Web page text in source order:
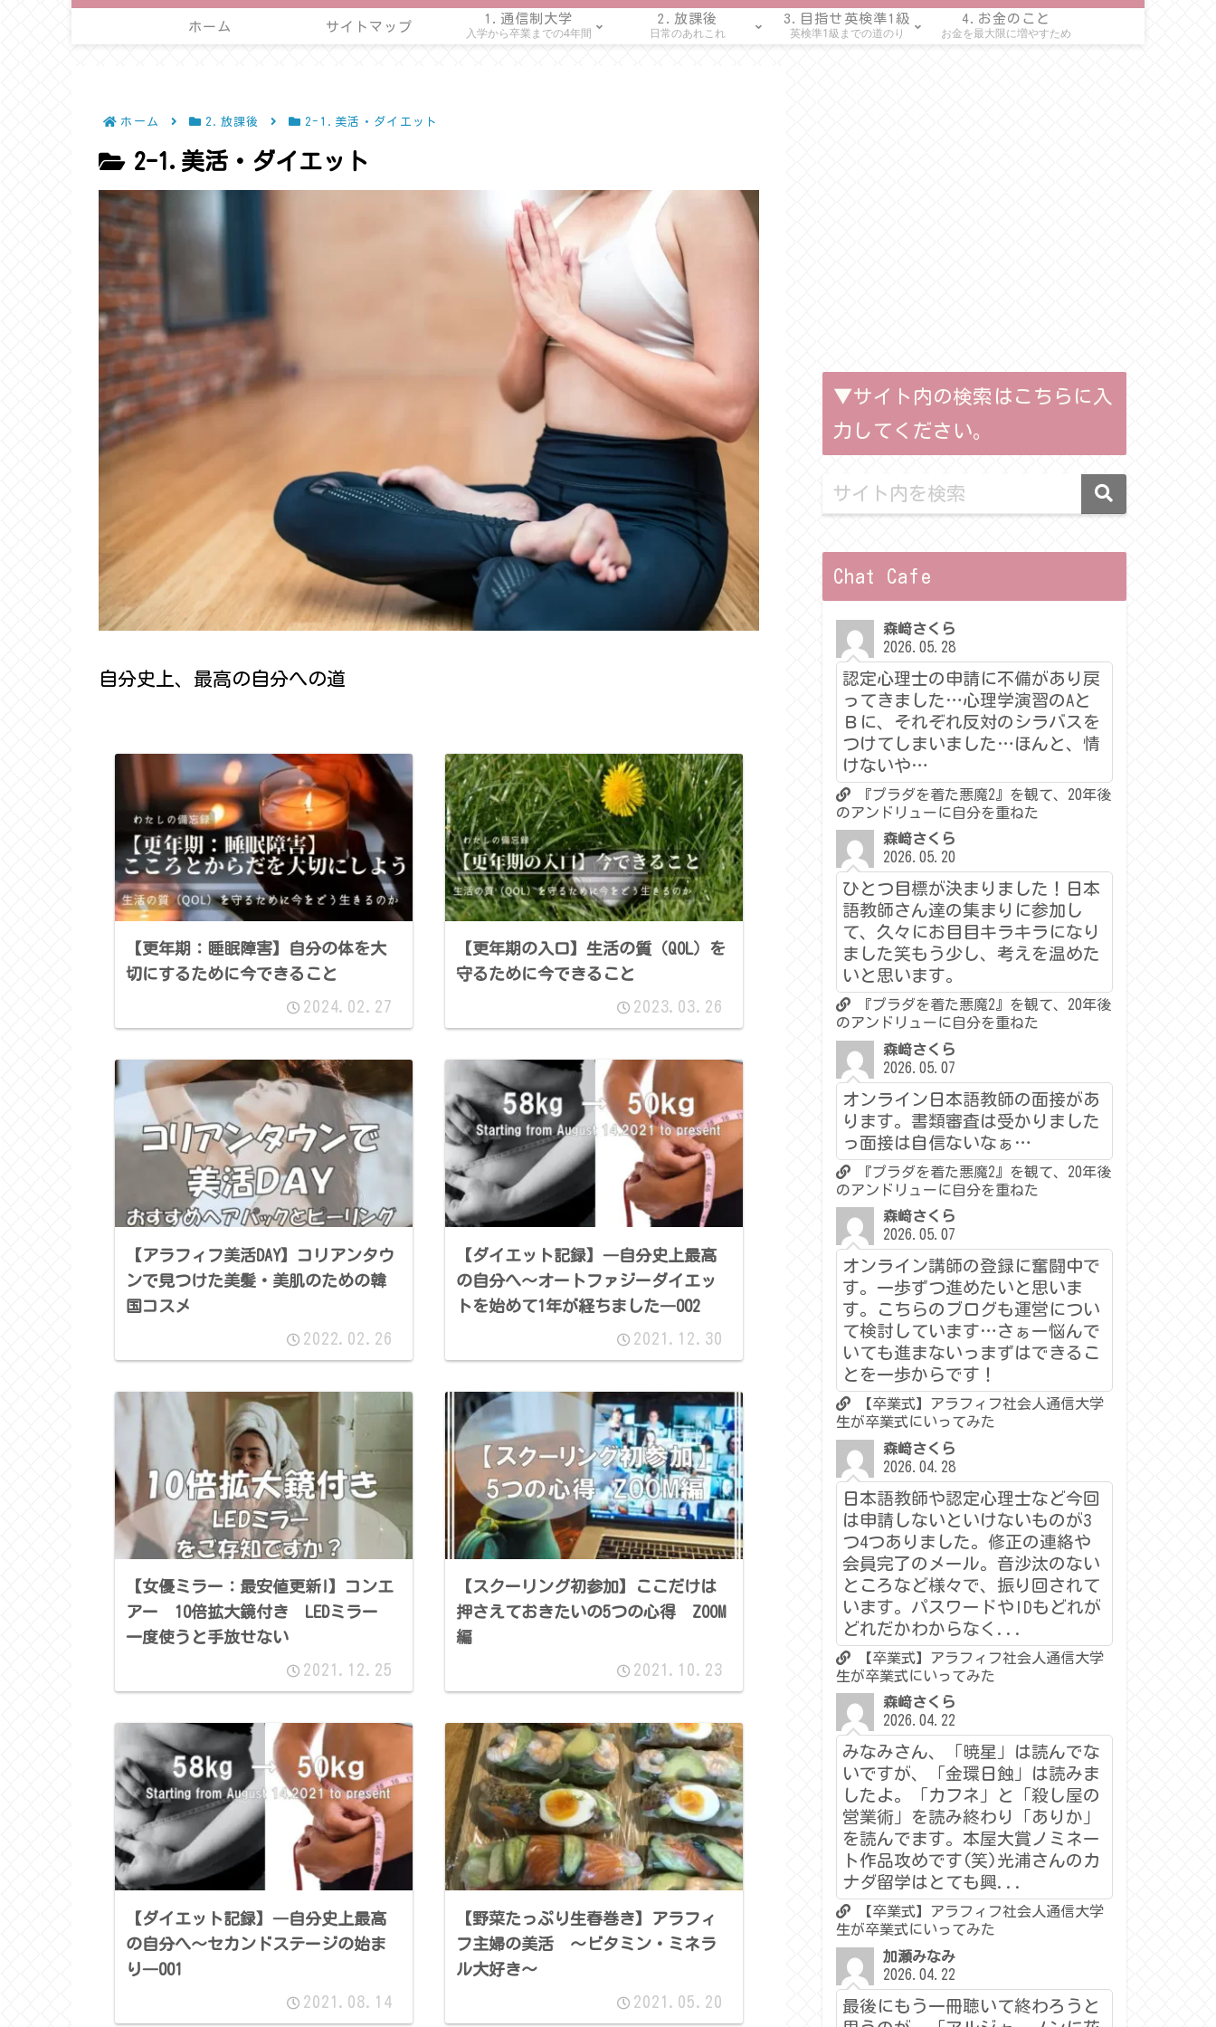
ホーム サイトマップ
1.通信制大学
入学から卒業までの4年間
2.放課後
日常のあれこれ
3.目指せ英検準1級
英検準1級までの道のり
4.お金のこと
お金を最大限に増やすため
ホーム 2.放課後 2-1.美活・ダイエット
2-1.美活・ダイエット
自分史上、最高の自分への道
【更年期：睡眠障害】自分の体を大
切にするために今できること
2024.02.27
【更年期の入口】生活の質（QOL）を
守るために今できること
2023.03.26
【アラフィフ美活DAY】コリアンタウ
ンで見つけた美髪・美肌のための韓
国コスメ
2022.02.26
【ダイエット記録】―自分史上最高
の自分へ～オートファジーダイエッ
トを始めて1年が経ちました―002
2021.12.30
【女優ミラー：最安値更新!】コンエ
アー 10倍拡大鏡付き LEDミラー
一度使うと手放せない
2021.12.25
【スクーリング初参加】ここだけは
押さえておきたいの5つの心得 ZOOM
編
2021.10.23
【ダイエット記録】―自分史上最高
の自分へ～セカンドステージの始ま
り―001
2021.08.14
【野菜たっぷり生春巻き】アラフィ
フ主婦の美活 ～ビタミン・ミネラ
ル大好き～
2021.05.20
▼サイト内の検索はこちらに入
力してください。
Chat Cafe
森﨑さくら
2026.05.28
認定心理士の申請に不備があり戻
ってきました…心理学演習のAと
Ｂに、それぞれ反対のシラバスを
つけてしまいました…ほんと、情
けないや…
『プラダを着た悪魔2』を観て、20年後
のアンドリューに自分を重ねた
森﨑さくら
2026.05.20
ひとつ目標が決まりました！日本
語教師さん達の集まりに参加し
て、久々にお目目キラキラになり
ました笑もう少し、考えを温めた
いと思います。
『プラダを着た悪魔2』を観て、20年後
のアンドリューに自分を重ねた
森﨑さくら
2026.05.07
オンライン日本語教師の面接があ
ります。書類審査は受かりました
っ面接は自信ないなぁ…
『プラダを着た悪魔2』を観て、20年後
のアンドリューに自分を重ねた
森﨑さくら
2026.05.07
オンライン講師の登録に奮闘中で
す。一歩ずつ進めたいと思いま
す。こちらのブログも運営につい
て検討しています…さぁー悩んで
いても進まないっまずはできるこ
とを一歩からです！
【卒業式】アラフィフ社会人通信大学
生が卒業式にいってみた
森﨑さくら
2026.04.28
日本語教師や認定心理士など今回
は申請しないといけないものが3
つ4つありました。修正の連絡や
会員完了のメール。音沙汰のない
ところなど様々で、振り回されて
います。パスワードやIDもどれが
どれだかわからなく...
【卒業式】アラフィフ社会人通信大学
生が卒業式にいってみた
森﨑さくら
2026.04.22
みなみさん、「暁星」は読んでな
いですが、「金環日蝕」は読みま
したよ。「カフネ」と「殺し屋の
営業術」を読み終わり「ありか」
を読んでます。本屋大賞ノミネー
ト作品攻めです(笑)光浦さんのカ
ナダ留学はとても興...
【卒業式】アラフィフ社会人通信大学
生が卒業式にいってみた
加瀬みなみ
2026.04.22
最後にもう一冊聴いて終わろうと